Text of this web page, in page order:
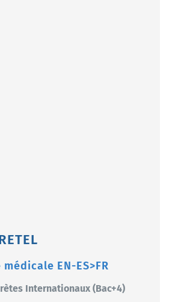
EN-ES>FR
Internationaux (Bac+4)